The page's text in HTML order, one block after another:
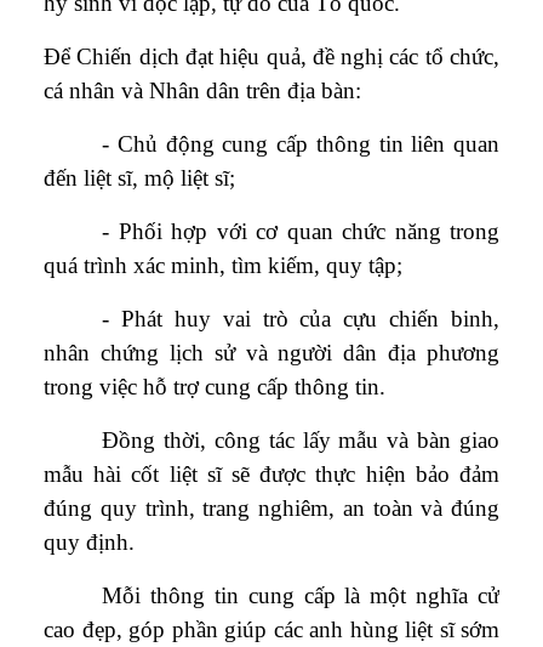
Để Chiến dịch đạt hiệu quả, đề nghị các tổ chức,
cá nhân và Nhân dân trên địa bàn:
- Chủ động cung cấp thông tin liên quan
đến liệt sĩ, mộ liệt sĩ;
- Phối hợp với cơ quan chức năng trong
quá trình xác minh, tìm kiếm, quy tập;
- Phát huy vai trò của cựu chiến binh,
nhân chứng lịch sử và người dân địa phương
trong việc hỗ trợ cung cấp thông tin.
Đồng thời, công tác lấy mẫu và bàn giao
mẫu hài cốt liệt sĩ sẽ được thực hiện bảo đảm
đúng quy trình, trang nghiêm, an toàn và đúng
quy định.
Mỗi thông tin cung cấp là một nghĩa cử
cao đẹp, góp phần giúp các anh hùng liệt sĩ sớm